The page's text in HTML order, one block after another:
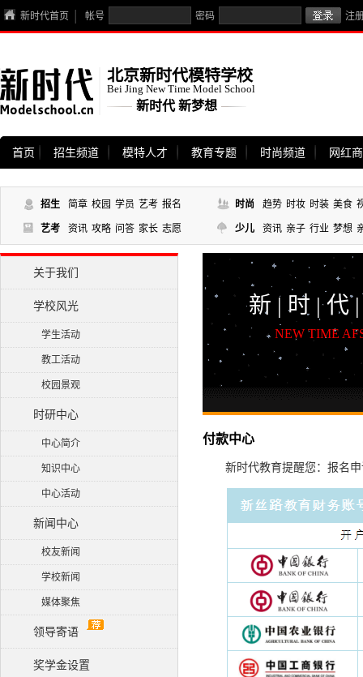
新时代首页 帐号 密码 注
北京新时代模特学校
Bei Jing New Time Model School
新时代 新梦想
首页 招生频道 模特人才 教育专题 时尚频道 网红
招生 简章 校园 学员 艺考 报名 时尚 趋势 时妆 时装 美食
艺考 资讯 攻略 问答 家长 志愿 少儿 资讯 亲子 行业 梦想
关于我们
学校风光
学生活动
教工活动
校园景观
时研中心
中心简介
知识中心
中心活动
新闻中心
校友新闻
学校新闻
媒体聚焦
领导寄语
奖学金设置
新 | 时 | 代
NEW TIME
付款中心
新时代教育提醒您：报名